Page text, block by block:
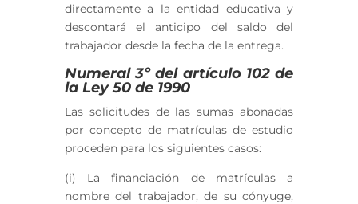
directamente a la entidad educativa y
descontará el anticipo del saldo del
trabajador desde la fecha de la entrega.
Numeral 3º del artículo 102 de
la Ley 50 de 1990
Las solicitudes de las sumas abonadas
por concepto de matrículas de estudio
proceden para los siguientes casos:
(i) La financiación de matrículas a
nombre del trabajador, de su cónyuge,